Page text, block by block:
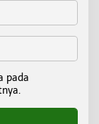
pada